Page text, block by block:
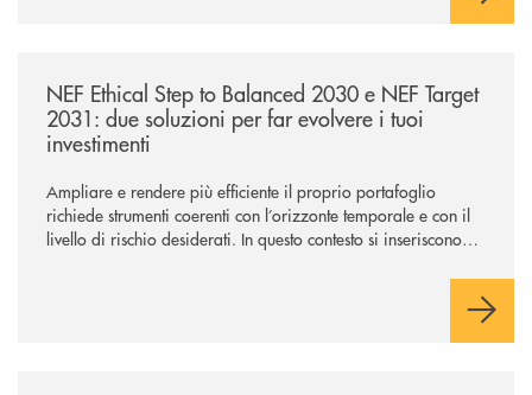
NEF Ethical Step to Balanced 2030 e NEF Target
2031: due soluzioni per far evolvere i tuoi
investimenti
Ampliare e rendere più efficiente il proprio portafoglio
richiede strumenti coerenti con l’orizzonte temporale e con il
livello di rischio desiderati. In questo contesto si inseriscono
soluzioni tra loro complementari, pensate per accompagnare